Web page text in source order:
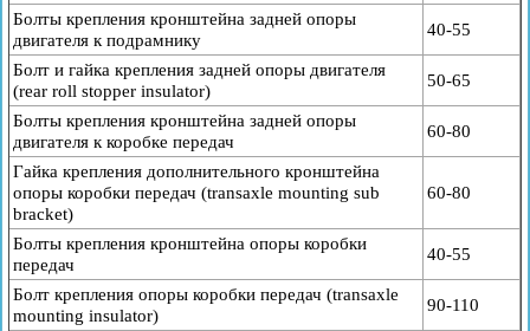
Болты крепления кронштейна задней опоры
двигателя к подрамнику
40-55
Болт и гайка крепления задней опоры двигателя
(rear roll stopper insulator)
50-65
Болты крепления кронштейна задней опоры
двигателя к коробке передач
60-80
Гайка крепления дополнительного кронштейна
опоры коробки передач (transaxle mounting sub
bracket)
60-80
Болты крепления кронштейна опоры коробки
передач
40-55
Болт крепления опоры коробки передач (transaxle
mounting insulator)
90-110